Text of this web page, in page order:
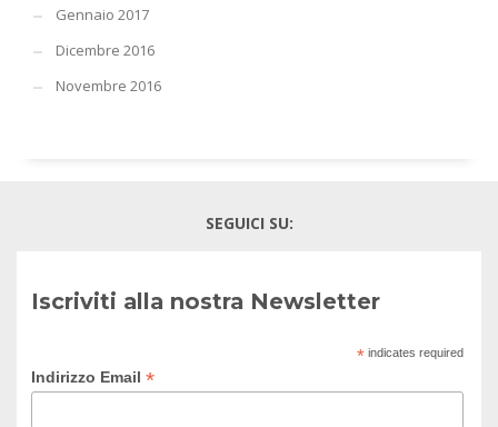
Gennaio 2017
Dicembre 2016
Novembre 2016
SEGUICI SU:
Iscriviti alla nostra Newsletter
*indicates required
Indirizzo Email *